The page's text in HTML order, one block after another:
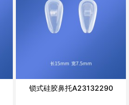
锁式硅胶鼻托A23132290